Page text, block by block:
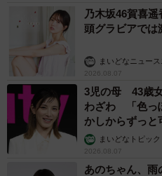
乃木坂46賀喜
頭グラビアでは
まいどなニュー
2026.08.07
3児の母 43歳
わざわ 「色っ
かしからずっと
まいどなトピック
2026.08.07
あのちゃん、雨